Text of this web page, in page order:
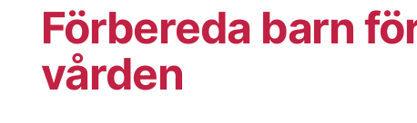
Förbereda barn
vården